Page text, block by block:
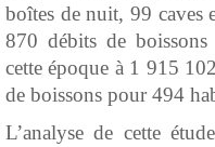
boîtes de nuit, 99 caves
870 débits de
cette époque à 1 915
de boissons pour 494
L’analyse de cette